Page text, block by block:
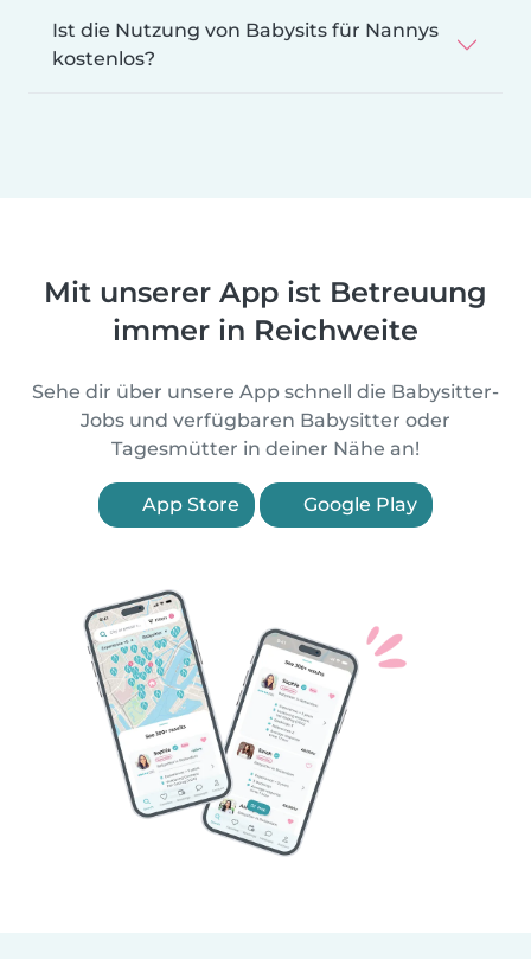
Ist die Nutzung von Babysits für Nannys
kostenlos?
Mit unserer App ist Betreuung
immer in Reichweite
Sehe dir über unsere App schnell die Babysitter-
Jobs und verfügbaren Babysitter oder
Tagesmütter in deiner Nähe an!
App Store Google Play